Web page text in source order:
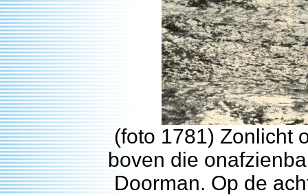
(foto 1781) Zonlicht
boven die
Doorman. Op de